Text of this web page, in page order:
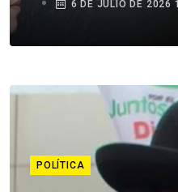
6 DE JULIO DE 2026
POLÍTICA